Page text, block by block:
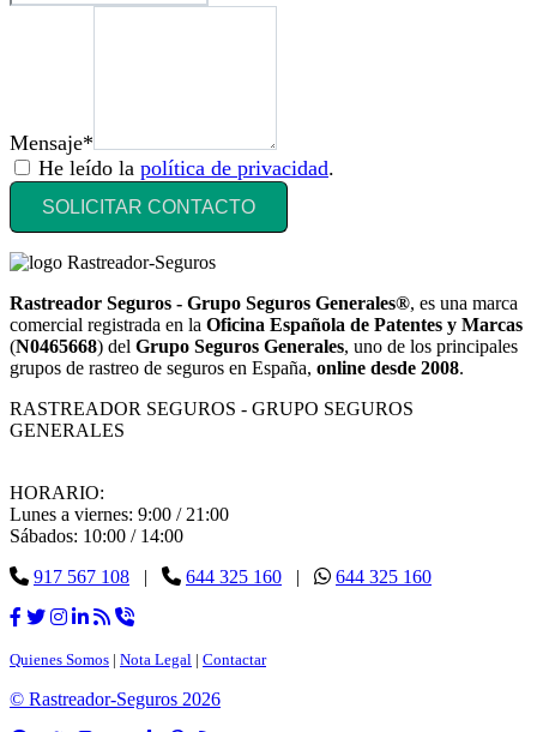
Mensaje*
He leído la política de privacidad.
SOLICITAR CONTACTO
Rastreador Seguros - Grupo Seguros Generales®, es una marca
comercial registrada en la Oficina Española de Patentes y Marcas
(N0465668) del Grupo Seguros Generales, uno de los principales
grupos de rastreo de seguros en España, online desde 2008.
RASTREADOR SEGUROS - GRUPO SEGUROS
GENERALES
HORARIO:
Lunes a viernes: 9:00 / 21:00
Sábados: 10:00 / 14:00
917 567 108 | 644 325 160 | 644 325 160
Quienes Somos | Nota Legal | Contactar
© Rastreador-Seguros 2026